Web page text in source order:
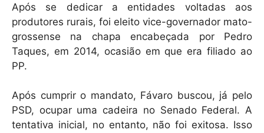
Após se dedicar a entidades voltadas aos
produtores rurais, foi eleito vice-governador mato-
grossense na chapa encabeçada por Pedro
Taques, em 2014, ocasião em que era filiado ao
PP.
Após cumprir o mandato, Fávaro buscou, já pelo
PSD, ocupar uma cadeira no Senado Federal. A
tentativa inicial, no entanto, não foi exitosa. Isso